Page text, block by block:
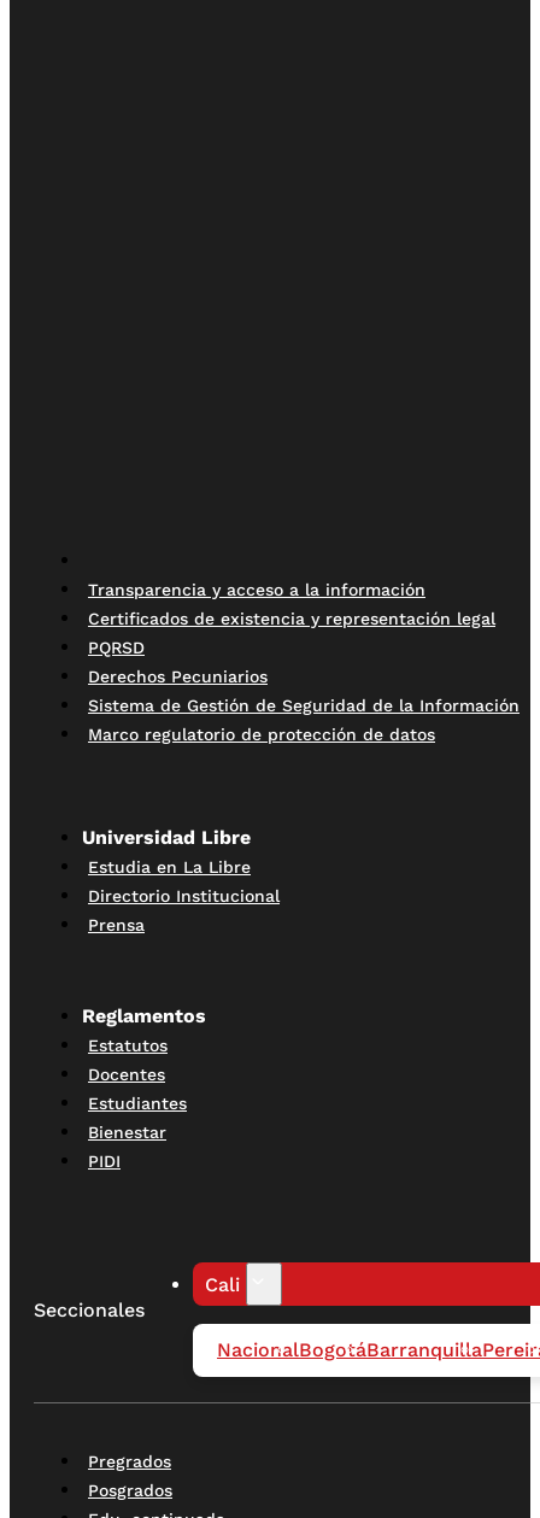
Transparencia y acceso a la información
Certificados de existencia y representación legal
PQRSD
Derechos Pecuniarios
Sistema de Gestión de Seguridad de la Información
Marco regulatorio de protección de datos
Universidad Libre
Estudia en La Libre
Directorio Institucional
Prensa
Reglamentos
Estatutos
Docentes
Estudiantes
Bienestar
PIDI
Seccionales
Cali
NacionalBogotáBarranquilla
Pregrados
Posgrados